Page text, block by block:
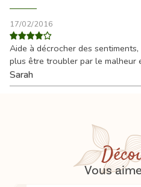
17/02/2016
Aide à décrocher des
plus être troubler par le malheur
Sarah
Vous